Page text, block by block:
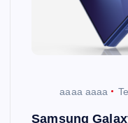
aaaa aaaa
Samsung